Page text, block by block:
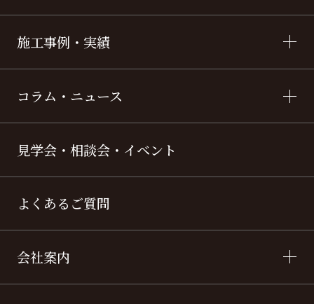
施工事例・実績
コラム・ニュース
見学会・相談会・イベント
よくあるご質問
会社案内